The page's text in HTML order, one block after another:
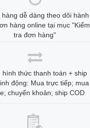
hàng dễ dàng theo dõi hành
hàng online tại mục "Kiểm
tra đơn hàng"
hình thức thanh toán + ship
động: Mua trực tiếp; mua
chuyển khoản; ship COD